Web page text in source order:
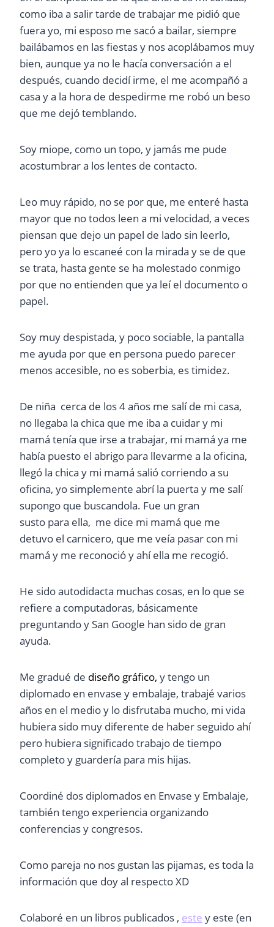
como iba a salir tarde de trabajar me pidió que
fuera yo, mi esposo me sacó a bailar, siempre
bailábamos en las fiestas y nos acoplábamos muy
bien, aunque ya no le hacía conversación a el
después, cuando decidí irme, el me acompañó a
casa y a la hora de despedirme me robó un beso
que me dejó temblando.
Soy miope, como un topo, y jamás me pude
acostumbrar a los lentes de contacto.
Leo muy rápido, no se por que, me enteré hasta
mayor que no todos leen a mi velocidad, a veces
piensan que dejo un papel de lado sin leerlo,
pero yo ya lo escaneé con la mirada y se de que
se trata, hasta gente se ha molestado conmigo
por que no entienden que ya leí el documento o
papel.
Soy muy despistada, y poco sociable, la pantalla
me ayuda por que en persona puedo parecer
menos accesible, no es soberbia, es timidez.
De niña cerca de los 4 años me salí de mi casa,
no llegaba la chica que me iba a cuidar y mi
mamá tenía que irse a trabajar, mi mamá ya me
había puesto el abrigo para llevarme a la oficina,
llegó la chica y mi mamá salió corriendo a su
oficina, yo simplemente abrí la puerta y me salí
supongo que buscandola. Fue un gran
susto para ella, me dice mi mamá que me
detuvo el carnicero, que me veía pasar con mi
mamá y me reconoció y ahí ella me recogió.
He sido autodidacta muchas cosas, en lo que se
refiere a computadoras, básicamente
preguntando y San Google han sido de gran
ayuda.
Me gradué de diseño gráfico, y tengo un
diplomado en envase y embalaje, trabajé varios
años en el medio y lo disfrutaba mucho, mi vida
hubiera sido muy diferente de haber seguido ahí
pero hubiera significado trabajo de tiempo
completo y guardería para mis hijas.
Coordiné dos diplomados en Envase y Embalaje,
también tengo experiencia organizando
conferencias y congresos.
Como pareja no nos gustan las pijamas, es toda la
información que doy al respecto XD
Colaboré en un libros publicados , este y este (en